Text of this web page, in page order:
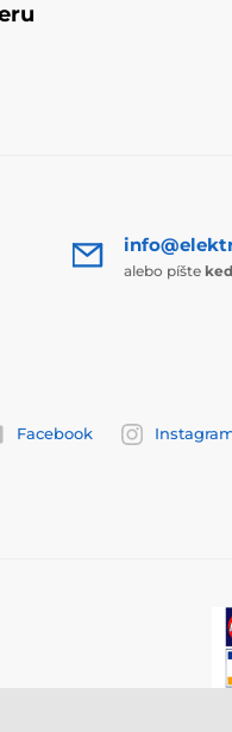
alebo píšte
Facebook